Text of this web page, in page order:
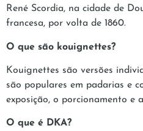
René Scordia, na cidade de
francesa, por volta de 1860.
O que são kouignettes?
Kouignettes são versões
são populares em padarias e
exposição, o porcionamento e
O que é DKA?